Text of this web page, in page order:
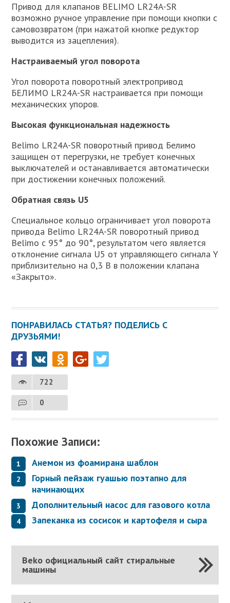
Привод для клапанов BELIMO LR24A-SR
возможно ручное управление при помощи кнопки с
самовозвратом (при нажатой кнопке редуктор
выводится из зацепления).
Настраиваемый угол поворота
Угол поворота поворотный электропривод
БЕЛИМО LR24A-SR настраивается при помощи
механических упоров.
Высокая функциональная надежность
Belimo LR24A-SR поворотный привод Белимо
защищен от перегрузки, не требует конечных
выключателей и останавливается автоматически
при достижении конечных положений.
Обратная связь U5
Специальное кольцо ограничивает угол поворота
привода Belimo LR24A-SR поворотный привод
Belimo с 95° до 90°, результатом чего является
отклонение сигнала U5 от управляющего сигнала Y
приблизительно на 0,3 В в положении клапана
«Закрыто».
ПОНРАВИЛАСЬ СТАТЬЯ? ПОДЕЛИСЬ С
ДРУЗЬЯМИ!
722
0
Похожие Записи:
Анемон из фоамирана шаблон
Горный пейзаж гуашью поэтапно для
начинающих
Дополнительный насос для газового котла
Запеканка из сосисок и картофеля и сыра
Beko официальный сайт стиральные
машины